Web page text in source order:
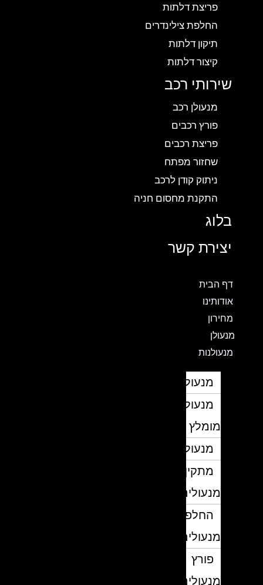
פריצת דלתות
החלפת צילינדרים
תיקון דלתות
קיצור דלתות
שירותי רכב
מנעולן רכב
פורץ רכבים
פריצת רכבים
שחזור מפתח
ניתוק קודן לרכב
התקנת מחסום חניה
בלוג
יצירת קשר
דף הבית
אודותינו
מחירון
מנעולן
מנעולנות
מנעולן
מנעולן
מומלץ
מנעולנים
מתקין
מנעולים
החלפת
מנעולים
פורץ
מנעולים